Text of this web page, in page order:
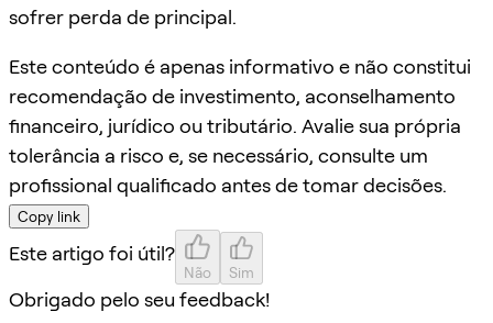
sofrer perda de principal.
Este conteúdo é apenas informativo e não constitui
recomendação de investimento, aconselhamento
financeiro, jurídico ou tributário. Avalie sua própria
tolerância a risco e, se necessário, consulte um
profissional qualificado antes de tomar decisões.
Copy link
Este artigo foi útil?
Não Sim
Obrigado pelo seu feedback!